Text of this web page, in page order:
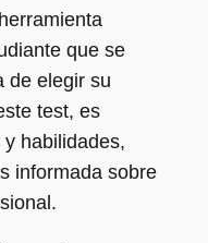
que se
de elegir su
test, es
habilidades,
informada sobre